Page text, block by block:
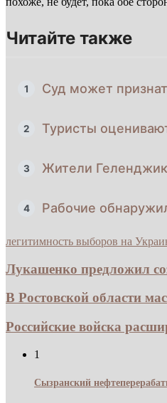
Читайте также
1 Суд может
2 Туристы
3 Жители
4 Рабочие
легитимность выборов на
Лукашенко предложил
В Ростовской области
Российские войска
1
Сызранский